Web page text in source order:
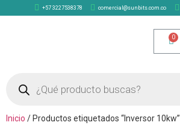
+57 3227538378 comercial@sunbits.com.co
Inicio / Productos etiquetados “Inversor 10kw”